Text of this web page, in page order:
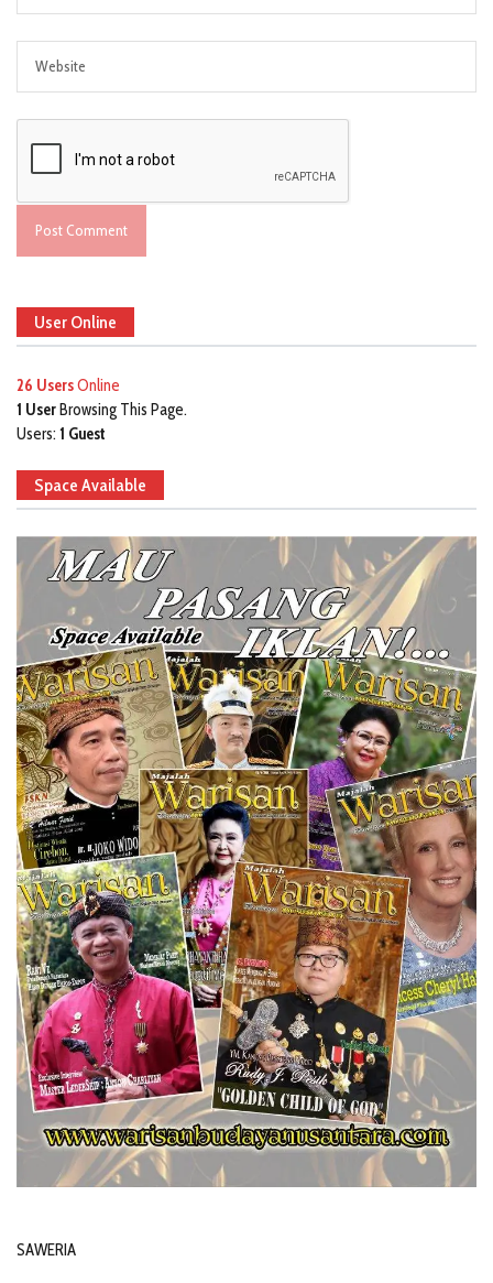
User Online
26 UsersOnline
1 UserBrowsing This Page.
Users: 1 Guest
Space Available
SAWERIA